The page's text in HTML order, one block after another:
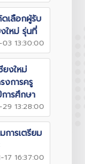
เลือกผู้รับ
ใหม่ รุ่นที่
13:30:00
งใหม่
งการครู
ารศึกษา
29 13:28:00
ารเตรียม
17 16:37:00